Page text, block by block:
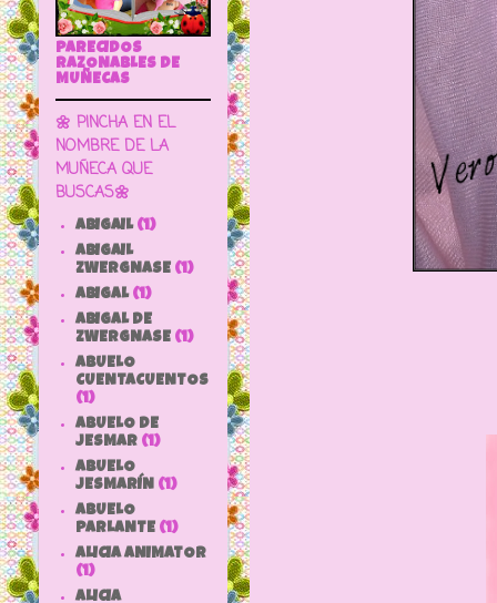
PARECIDOS
RAZONABLES DE
MUÑECAS
🌼 PINCHA EN EL
NOMBRE DE LA
MUÑECA QUE
BUSCAS🌼
ABIGAIL (1)
ABIGAIL
ZWERGNASE (1)
ABIGAL (1)
ABIGAL DE
ZWERGNASE (1)
ABUELO
CUENTACUENTOS
(1)
ABUELO DE
JESMAR (1)
ABUELO
JESMARÍN (1)
ABUELO
PARLANTE (1)
ALICIA ANIMATOR
(1)
ALICIA